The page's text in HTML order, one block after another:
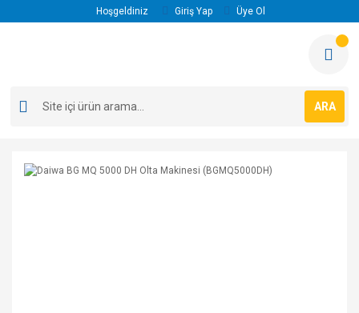
Hoşgeldiniz Giriş Yap Üye Ol
ARA